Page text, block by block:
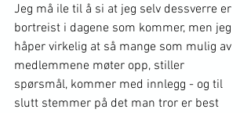
Jeg må ile til å si at jeg selv dessverre er
bortreist i dagene som kommer, men jeg
håper virkelig at så mange som mulig av
medlemmene møter opp, stiller
spørsmål, kommer med innlegg - og til
slutt stemmer på det man tror er best